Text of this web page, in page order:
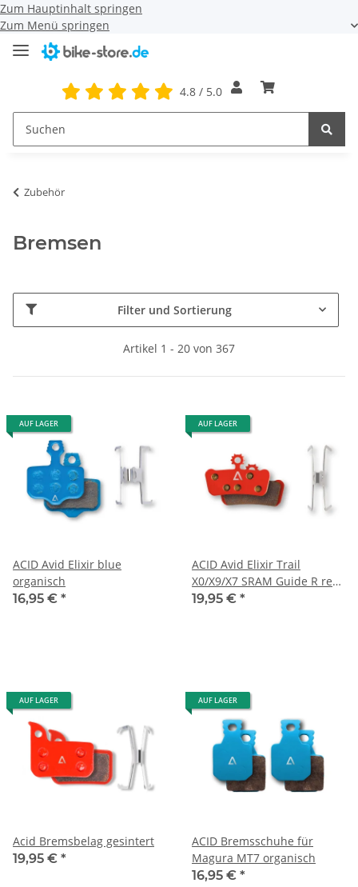
Zum Hauptinhalt springen
Zum Menü springen
4.8 / 5.0
Zubehör
Bremsen
Filter und Sortierung
Artikel 1 - 20 von 367
AUF LAGER
ACID Avid Elixir blue
organisch
16,95 € *
AUF LAGER
ACID Avid Elixir Trail
X0/X9/X7 SRAM Guide R red
gesintert
19,95 € *
AUF LAGER
Acid Bremsbelag gesintert
19,95 € *
AUF LAGER
ACID Bremsschuhe für
Magura MT7 organisch
16,95 € *